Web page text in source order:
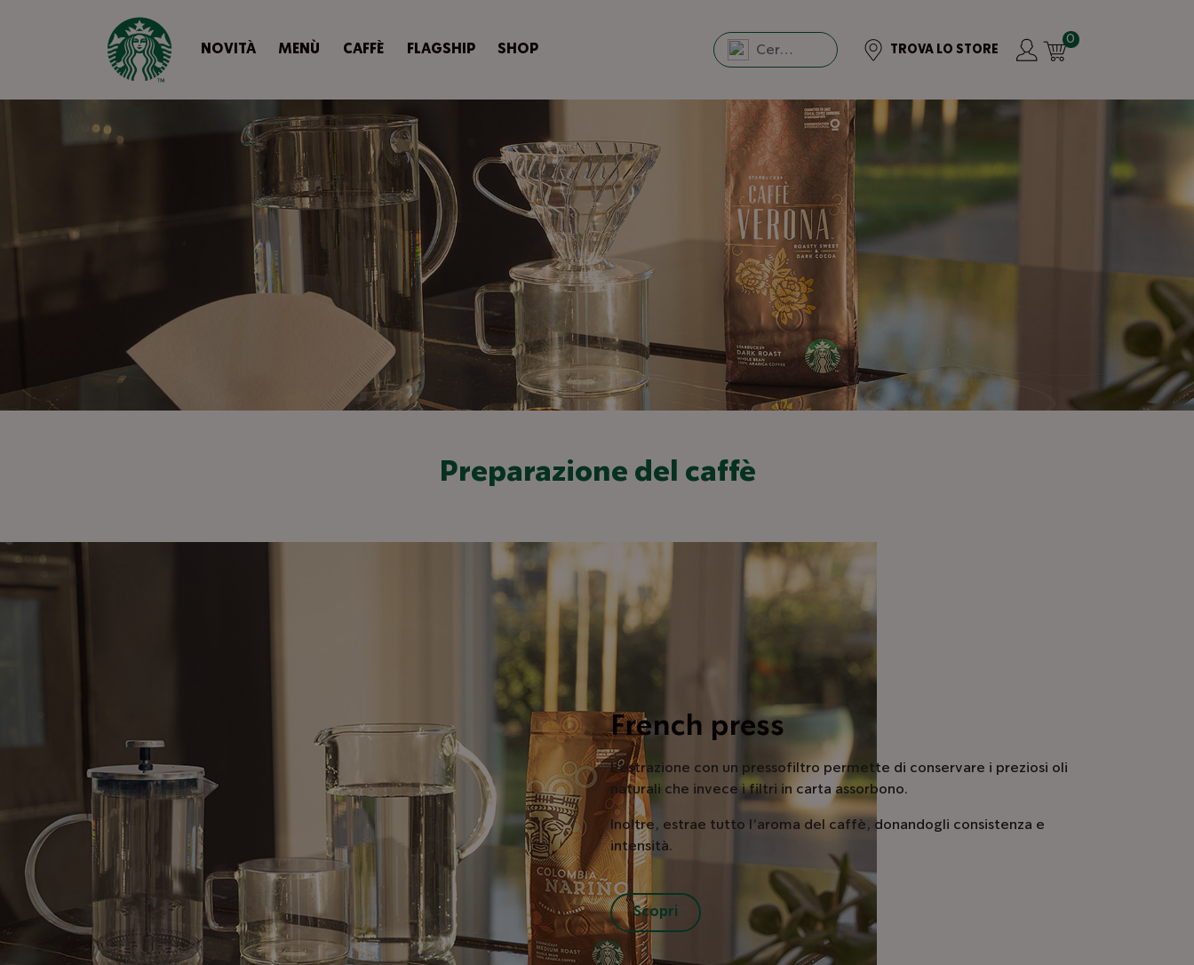
NOVITÀ MENÙ CAFFÈ FLAGSHIP SHOP TROVA LO STORE
0
Preparazione del caffè
French press
L’estrazione con un pressofiltro permette di conservare i preziosi oli
naturali che invece i filtri in carta assorbono.
Inoltre, estrae tutto l’aroma del caffè, donandogli consistenza e
intensità.
Scopri